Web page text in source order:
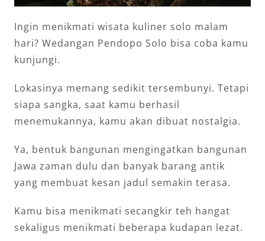
Ingin menikmati wisata kuliner solo malam
hari? Wedangan Pendopo Solo bisa coba kamu
kunjungi.
Lokasinya memang sedikit tersembunyi. Tetapi
siapa sangka, saat kamu berhasil
menemukannya, kamu akan dibuat nostalgia.
Ya, bentuk bangunan mengingatkan bangunan
Jawa zaman dulu dan banyak barang antik
yang membuat kesan jadul semakin terasa.
Kamu bisa menikmati secangkir teh hangat
sekaligus menikmati beberapa kudapan lezat.